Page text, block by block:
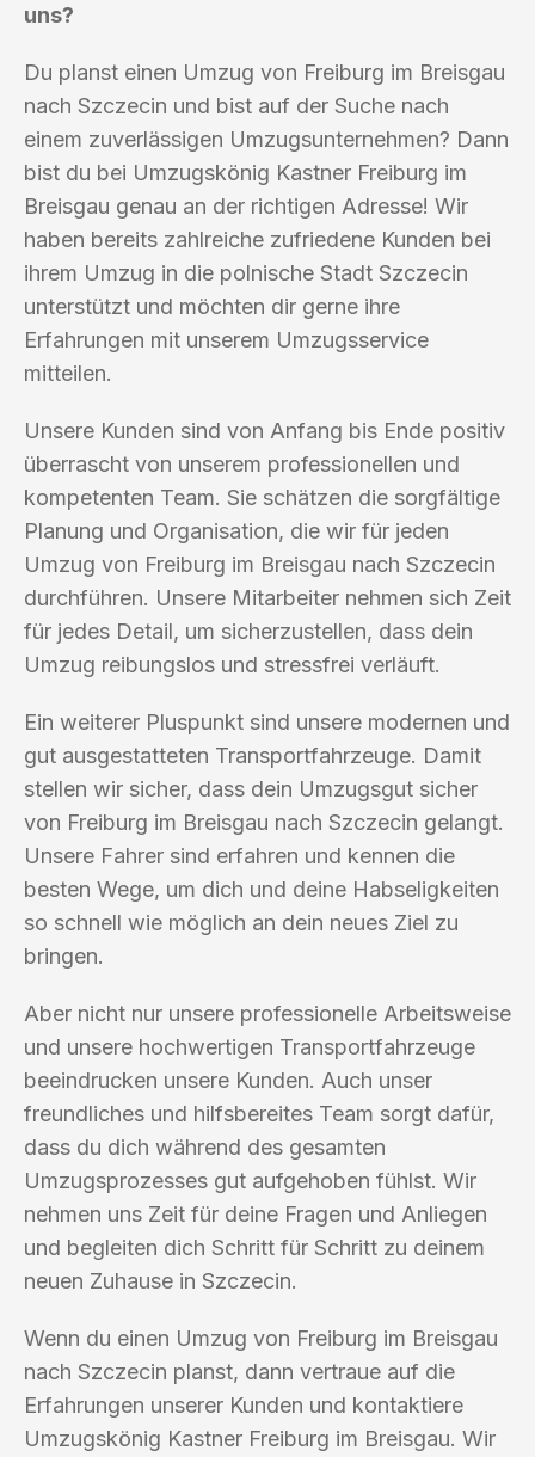
uns?
Du planst einen Umzug von Freiburg im Breisgau
nach Szczecin und bist auf der Suche nach
einem zuverlässigen Umzugsunternehmen? Dann
bist du bei Umzugskönig Kastner Freiburg im
Breisgau genau an der richtigen Adresse! Wir
haben bereits zahlreiche zufriedene Kunden bei
ihrem Umzug in die polnische Stadt Szczecin
unterstützt und möchten dir gerne ihre
Erfahrungen mit unserem Umzugsservice
mitteilen.
Unsere Kunden sind von Anfang bis Ende positiv
überrascht von unserem professionellen und
kompetenten Team. Sie schätzen die sorgfältige
Planung und Organisation, die wir für jeden
Umzug von Freiburg im Breisgau nach Szczecin
durchführen. Unsere Mitarbeiter nehmen sich Zeit
für jedes Detail, um sicherzustellen, dass dein
Umzug reibungslos und stressfrei verläuft.
Ein weiterer Pluspunkt sind unsere modernen und
gut ausgestatteten Transportfahrzeuge. Damit
stellen wir sicher, dass dein Umzugsgut sicher
von Freiburg im Breisgau nach Szczecin gelangt.
Unsere Fahrer sind erfahren und kennen die
besten Wege, um dich und deine Habseligkeiten
so schnell wie möglich an dein neues Ziel zu
bringen.
Aber nicht nur unsere professionelle Arbeitsweise
und unsere hochwertigen Transportfahrzeuge
beeindrucken unsere Kunden. Auch unser
freundliches und hilfsbereites Team sorgt dafür,
dass du dich während des gesamten
Umzugsprozesses gut aufgehoben fühlst. Wir
nehmen uns Zeit für deine Fragen und Anliegen
und begleiten dich Schritt für Schritt zu deinem
neuen Zuhause in Szczecin.
Wenn du einen Umzug von Freiburg im Breisgau
nach Szczecin planst, dann vertraue auf die
Erfahrungen unserer Kunden und kontaktiere
Umzugskönig Kastner Freiburg im Breisgau. Wir